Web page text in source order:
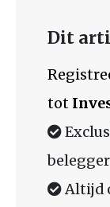
Dit
tot
Altijd